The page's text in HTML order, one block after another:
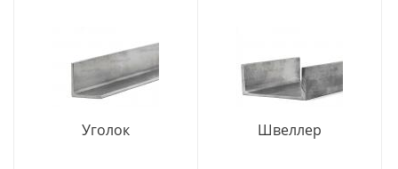
Уголок Швеллер